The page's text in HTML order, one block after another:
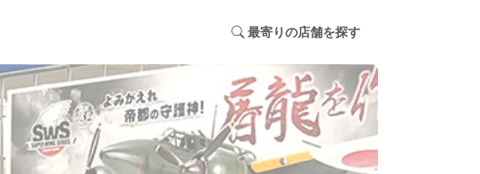
最寄りの店舗を探す